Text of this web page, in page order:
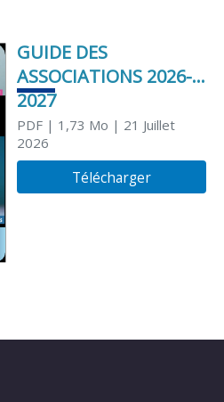
GUIDE DES
ASSOCIATIONS 2026-
2027
PDF| 1,73 Mo | 21 Juillet
2026
Télécharger